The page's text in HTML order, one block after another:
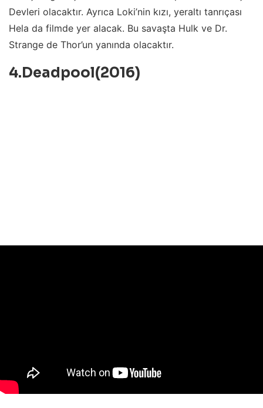
Devleri olacaktır. Ayrıca Loki’nin kızı, yeraltı tanrıçası
Hela da filmde yer alacak. Bu savaşta Hulk ve Dr.
Strange de Thor’un yanında olacaktır.
4.Deadpool(2016)